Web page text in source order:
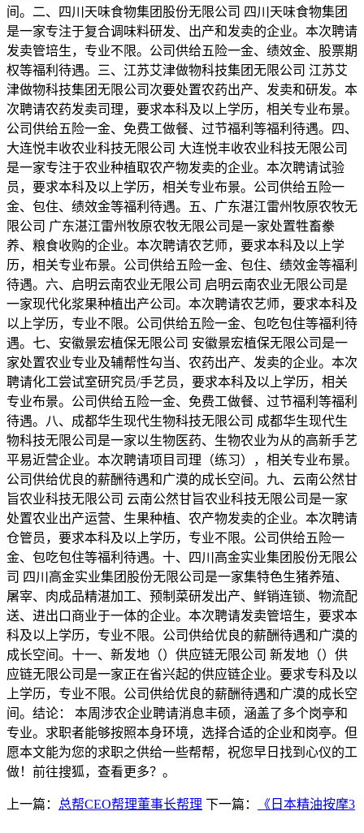
间。二、四川天味食物集团股份无限公司 四川天味食物集团
是一家专注于复合调味料研发、出产和发卖的企业。本次聘请
发卖管培生，专业不限。公司供给五险一金、绩效金、股票期
权等福利待遇。三、江苏艾津做物科技集团无限公司 江苏艾
津做物科技集团无限公司次要处置农药出产、发卖和研发。本
次聘请农药发卖司理，要求本科及以上学历，相关专业布景。
公司供给五险一金、免费工做餐、过节福利等福利待遇。四、
大连悦丰收农业科技无限公司 大连悦丰收农业科技无限公司
是一家专注于农业种植取农产物发卖的企业。本次聘请试验
员，要求本科及以上学历，相关专业布景。公司供给五险一
金、包住、绩效金等福利待遇。五、广东湛江雷州牧原农牧无
限公司 广东湛江雷州牧原农牧无限公司是一家处置牲畜豢
养、粮食收购的企业。本次聘请农艺师，要求本科及以上学
历，相关专业布景。公司供给五险一金、包住、绩效金等福利
待遇。六、启明云南农业无限公司 启明云南农业无限公司是
一家现代化浆果种植出产公司。本次聘请农艺师，要求本科及
以上学历，专业不限。公司供给五险一金、包吃包住等福利待
遇。七、安徽景宏植保无限公司 安徽景宏植保无限公司是一
家处置农业专业及辅帮性勾当、农药出产、发卖的企业。本次
聘请化工尝试室研究员/手艺员，要求本科及以上学历，相关
专业布景。公司供给五险一金、免费工做餐、过节福利等福利
待遇。八、成都华生现代生物科技无限公司 成都华生现代生
物科技无限公司是一家以生物医药、生物农业为从的高新手艺
平易近营企业。本次聘请项目司理（练习），相关专业布景。
公司供给优良的薪酬待遇和广漠的成长空间。九、云南公然甘
旨农业科技无限公司 云南公然甘旨农业科技无限公司是一家
处置农业出产运营、生果种植、农产物发卖的企业。本次聘请
仓管员，要求本科及以上学历，专业不限。公司供给五险一
金、包吃包住等福利待遇。十、四川高金实业集团股份无限公
司 四川高金实业集团股份无限公司是一家集特色生猪养殖、
屠宰、肉成品精湛加工、预制菜研发出产、鲜销连锁、物流配
送、进出口商业于一体的企业。本次聘请发卖管培生，要求本
科及以上学历，专业不限。公司供给优良的薪酬待遇和广漠的
成长空间。十一、新发地（）供应链无限公司 新发地（）供
应链无限公司是一家正在省兴起的供应链企业。要求专科及以
上学历，专业不限。公司供给优良的薪酬待遇和广漠的成长空
间。结论： 本周涉农企业聘请消息丰硕，涵盖了多个岗亭和
专业。求职者能够按照本身环境，选择合适的企业和岗亭。但
愿本文能为您的求职之供给一些帮帮，祝您早日找到心仪的工
做！前往搜狐，查看更多？。
上一篇： 总帮CEO帮理董事长帮理 下一篇： 《日本精油按摩3